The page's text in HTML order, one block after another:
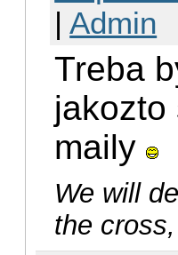
|Admin
Treba
jakozto
maily
We will
the